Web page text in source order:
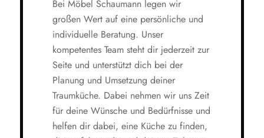
Bei Möbel Schaumann legen wir
großen Wert auf eine persönliche und
individuelle Beratung. Unser
kompetentes Team steht dir jederzeit zur
Seite und unterstützt dich bei der
Planung und Umsetzung deiner
Traumküche. Dabei nehmen wir uns Zeit
für deine Wünsche und Bedürfnisse und
helfen dir dabei, eine Küche zu finden,